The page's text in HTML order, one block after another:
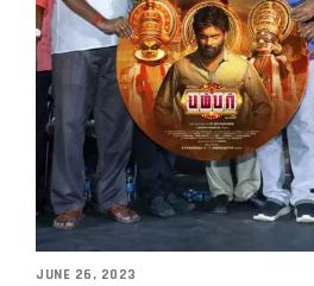
JUNE 26, 2023